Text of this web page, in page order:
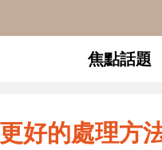
焦點話題
好的處理方